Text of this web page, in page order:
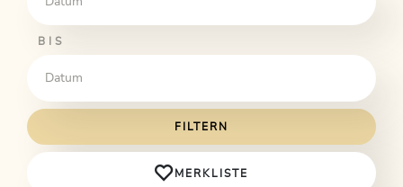
BIS
FILTERN
MERKLISTE